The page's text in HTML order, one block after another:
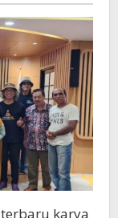
karya